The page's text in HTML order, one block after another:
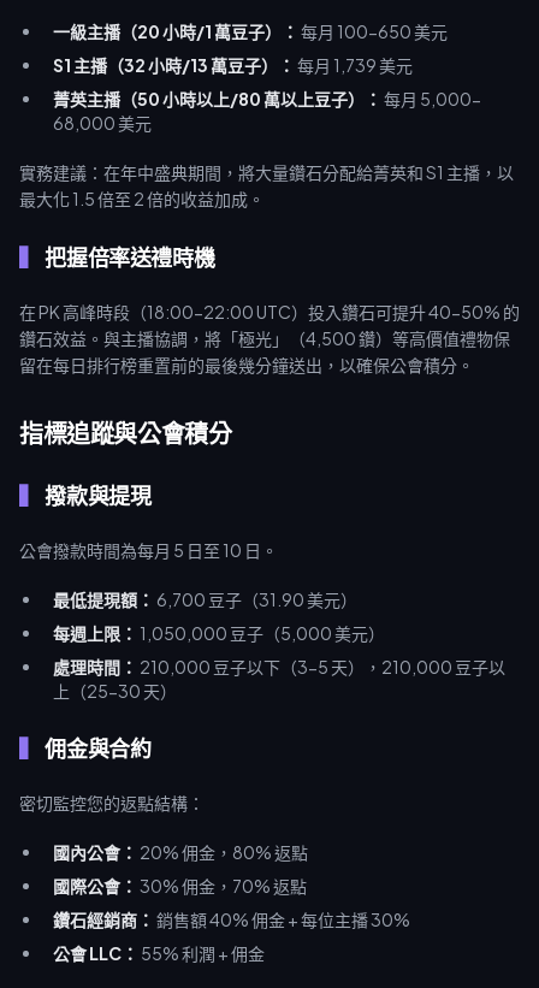
一級主播（20 小時/1 萬豆子）： 每月 100-650 美元
S1 主播（32 小時/13 萬豆子）： 每月 1,739 美元
菁英主播（50 小時以上/80 萬以上豆子）： 每月 5,000-
68,000 美元
實務建議：在年中盛典期間，將大量鑽石分配給菁英和 S1 主播，以
最大化 1.5 倍至 2 倍的收益加成。
把握倍率送禮時機
在 PK 高峰時段（18:00-22:00 UTC）投入鑽石可提升 40-50% 的
鑽石效益。與主播協調，將「極光」（4,500 鑽）等高價值禮物保
留在每日排行榜重置前的最後幾分鐘送出，以確保公會積分。
指標追蹤與公會積分
撥款與提現
公會撥款時間為每月 5 日至 10 日。
最低提現額： 6,700 豆子（31.90 美元）
每週上限： 1,050,000 豆子（5,000 美元）
處理時間： 210,000 豆子以下（3-5 天），210,000 豆子以
上（25-30 天）
佣金與合約
密切監控您的返點結構：
國內公會： 20% 佣金，80% 返點
國際公會： 30% 佣金，70% 返點
鑽石經銷商： 銷售額 40% 佣金 + 每位主播 30%
公會 LLC： 55% 利潤 + 佣金